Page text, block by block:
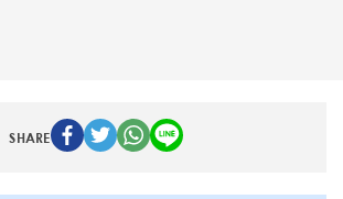
SHARE